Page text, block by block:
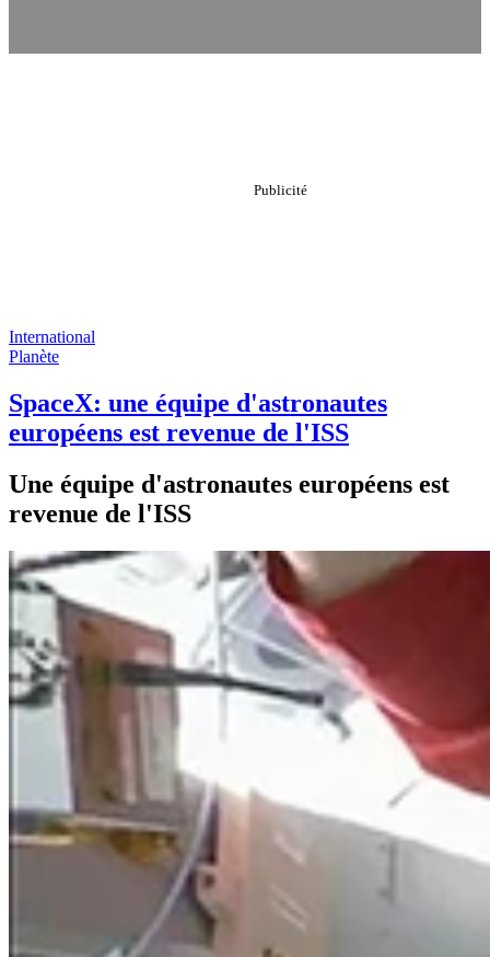
International
Planète
SpaceX: une équipe d'astronautes
européens est revenue de l'ISS
Une équipe d'astronautes européens est
revenue de l'ISS